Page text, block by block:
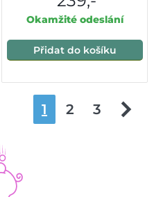
Okamžité odeslání
Přidat do košíku
1 2 3